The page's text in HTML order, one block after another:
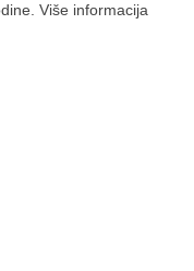
Više informacija